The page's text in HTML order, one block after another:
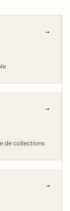
→
→
de collections
→